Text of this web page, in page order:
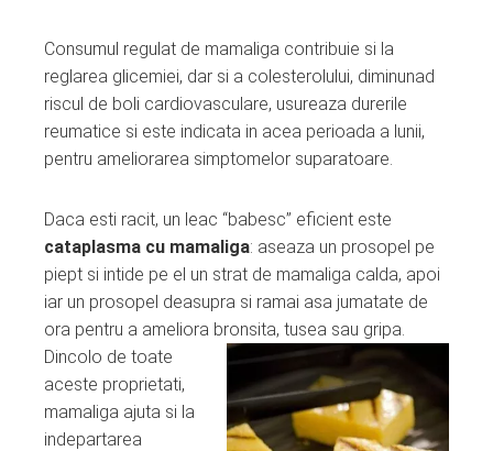
Consumul regulat de mamaliga contribuie si la
reglarea glicemiei, dar si a colesterolului, diminunad
riscul de boli cardiovasculare, usureaza durerile
reumatice si este indicata in acea perioada a lunii,
pentru ameliorarea simptomelor suparatoare.
Daca esti racit, un leac “babesc” eficient este
cataplasma cu mamaliga: aseaza un prosopel pe
piept si intide pe el un strat de mamaliga calda, apoi
iar un prosopel deasupra si ramai asa jumatate de
ora pentru a ameliora bronsita, tusea sau gripa.
Dincolo de toate
aceste proprietati,
mamaliga ajuta si la
indepartarea